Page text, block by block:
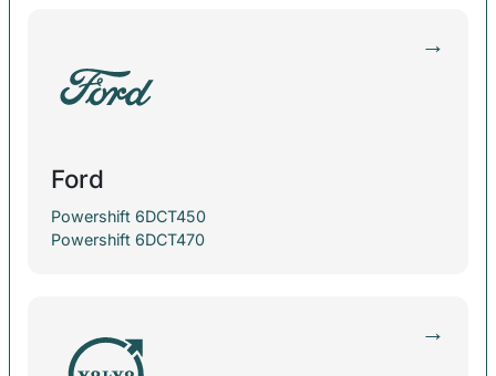
Ford
Powershift 6DCT450
Powershift 6DCT470
→
→